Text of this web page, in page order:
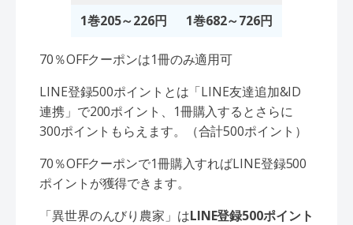
1巻205～226円 1巻682～726円
70％OFFクーポンは1冊のみ適用可
LINE登録500ポイントとは「LINE友達追加&ID
連携」で200ポイント、1冊購入するとさらに
300ポイントもらえます。（合計500ポイント）
70％OFFクーポンで1冊購入すればLINE登録500
ポイントが獲得できます。
「異世界のんびり農家」はLINE登録500ポイント